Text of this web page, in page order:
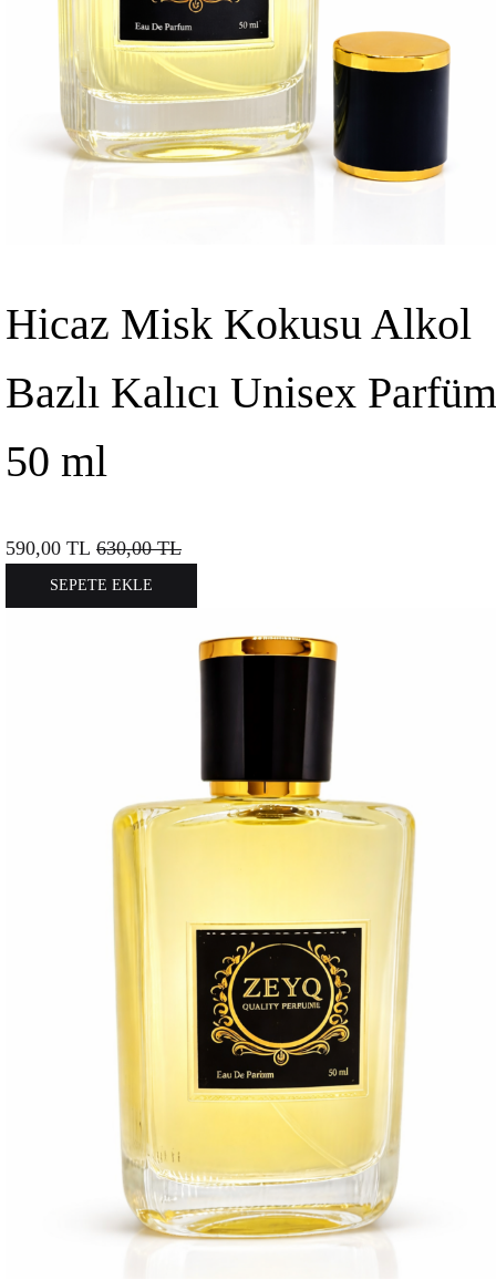
Hicaz Misk Kokusu Alkol
Bazlı Kalıcı Unisex Parfüm
50 ml
590,00 TL 630,00TL
SEPETE EKLE